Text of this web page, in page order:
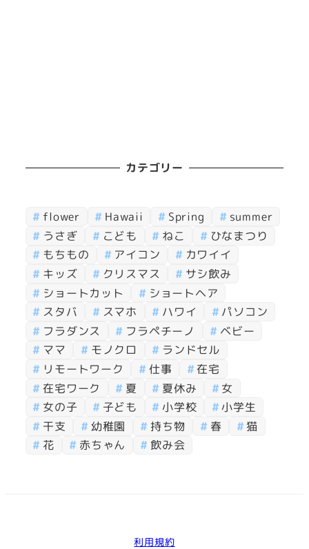
カテゴリー
flower Hawaii Spring
summer
うさぎ
こども ねこ
ひなまつり
もちもの
アイコン
カワイイ
キッズ
クリスマス
サシ飲み
ショートカット
ショートヘア
スタバ
スマホ ハワイ
パソコン
フラダンス
フラペチーノ
ベビー
ママ
モノクロ
ランドセル
リモートワーク
仕事
在宅
在宅ワーク
夏 夏休み
女
女の子
子ども 小学校
小学生
干支
幼稚園 持ち物 春
猫
花
赤ちゃん 飲み会
利用規約